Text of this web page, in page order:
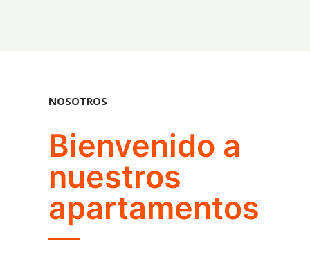
NOSOTROS
Bienvenido a
nuestros
apartamentos